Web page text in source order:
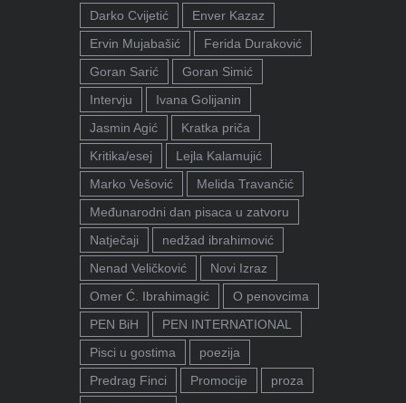
Darko Cvijetić
Enver Kazaz
Ervin Mujabašić
Ferida Duraković
Goran Sarić
Goran Simić
Intervju
Ivana Golijanin
Jasmin Agić
Kratka priča
Kritika/esej
Lejla Kalamujić
Marko Vešović
Melida Travančić
Međunarodni dan pisaca u zatvoru
Natječaji
nedžad ibrahimović
Nenad Veličković
Novi Izraz
Omer Ć. Ibrahimagić
O penovcima
PEN BiH
PEN INTERNATIONAL
Pisci u gostima
poezija
Predrag Finci
Promocije
proza